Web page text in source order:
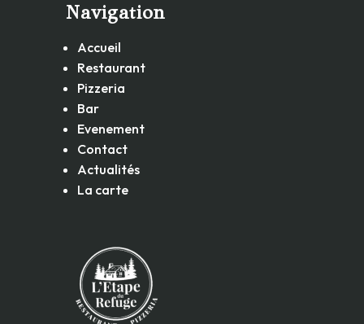
Navigation
Accueil
Restaurant
Pizzeria
Bar
Evenement
Contact
Actualités
La carte